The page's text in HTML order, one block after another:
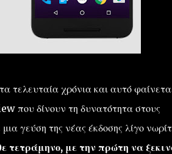
χρόνια και αυτό
που δίνουν τη δυνατότητα στους
γεύση της νέας έκδοσης λίγο
τετράμηνο, με την πρώτη να